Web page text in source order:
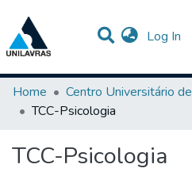
Log In
Communities &
All of
Home
TCC-Psicologia
TCC-Psicologia